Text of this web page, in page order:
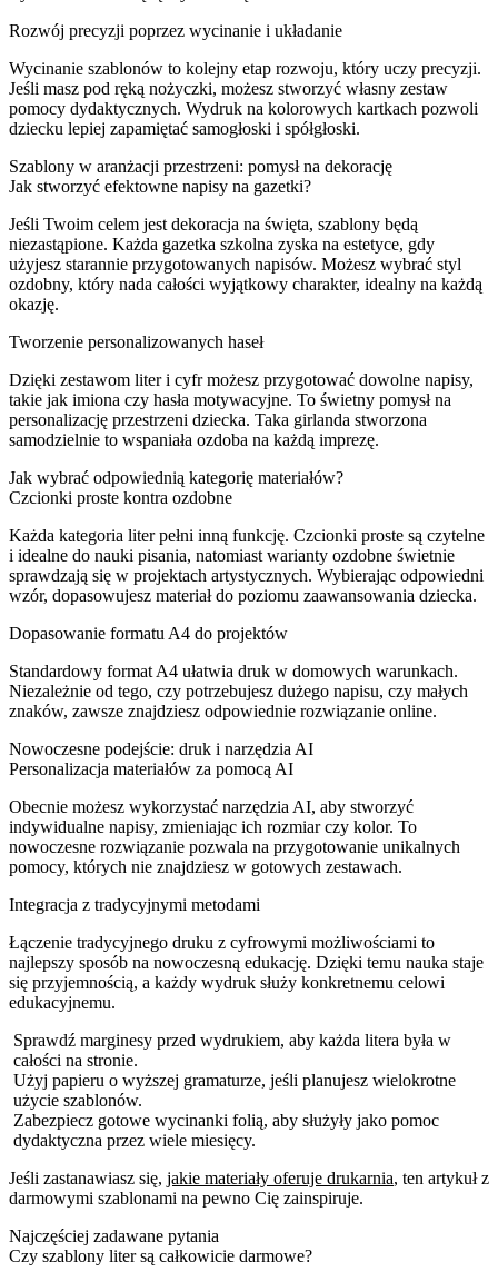
Rozwój precyzji poprzez wycinanie i układanie
Wycinanie szablonów to kolejny etap rozwoju, który uczy precyzji.
Jeśli masz pod ręką nożyczki, możesz stworzyć własny zestaw
pomocy dydaktycznych. Wydruk na kolorowych kartkach pozwoli
dziecku lepiej zapamiętać samogłoski i spółgłoski.
Szablony w aranżacji przestrzeni: pomysł na dekorację
Jak stworzyć efektowne napisy na gazetki?
Jeśli Twoim celem jest dekoracja na święta, szablony będą
niezastąpione. Każda gazetka szkolna zyska na estetyce, gdy
użyjesz starannie przygotowanych napisów. Możesz wybrać styl
ozdobny, który nada całości wyjątkowy charakter, idealny na każdą
okazję.
Tworzenie personalizowanych haseł
Dzięki zestawom liter i cyfr możesz przygotować dowolne napisy,
takie jak imiona czy hasła motywacyjne. To świetny pomysł na
personalizację przestrzeni dziecka. Taka girlanda stworzona
samodzielnie to wspaniała ozdoba na każdą imprezę.
Jak wybrać odpowiednią kategorię materiałów?
Czcionki proste kontra ozdobne
Każda kategoria liter pełni inną funkcję. Czcionki proste są czytelne
i idealne do nauki pisania, natomiast warianty ozdobne świetnie
sprawdzają się w projektach artystycznych. Wybierając odpowiedni
wzór, dopasowujesz materiał do poziomu zaawansowania dziecka.
Dopasowanie formatu A4 do projektów
Standardowy format A4 ułatwia druk w domowych warunkach.
Niezależnie od tego, czy potrzebujesz dużego napisu, czy małych
znaków, zawsze znajdziesz odpowiednie rozwiązanie online.
Nowoczesne podejście: druk i narzędzia AI
Personalizacja materiałów za pomocą AI
Obecnie możesz wykorzystać narzędzia AI, aby stworzyć
indywidualne napisy, zmieniając ich rozmiar czy kolor. To
nowoczesne rozwiązanie pozwala na przygotowanie unikalnych
pomocy, których nie znajdziesz w gotowych zestawach.
Integracja z tradycyjnymi metodami
Łączenie tradycyjnego druku z cyfrowymi możliwościami to
najlepszy sposób na nowoczesną edukację. Dzięki temu nauka staje
się przyjemnością, a każdy wydruk służy konkretnemu celowi
edukacyjnemu.
Sprawdź marginesy przed wydrukiem, aby każda litera była w
całości na stronie.
Użyj papieru o wyższej gramaturze, jeśli planujesz wielokrotne
użycie szablonów.
Zabezpiecz gotowe wycinanki folią, aby służyły jako pomoc
dydaktyczna przez wiele miesięcy.
Jeśli zastanawiasz się, jakie materiały oferuje drukarnia, ten artykuł z
darmowymi szablonami na pewno Cię zainspiruje.
Najczęściej zadawane pytania
Czy szablony liter są całkowicie darmowe?